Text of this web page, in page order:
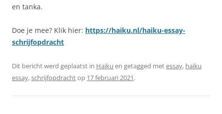
en tanka.
Doe je mee? Klik hier: https://haiku.nl/haiku-essay-
schrijfopdracht
Dit bericht werd geplaatst in Haiku en getagged metessay, haiku
essay,schrijfopdrachtop 17 februari 2021.